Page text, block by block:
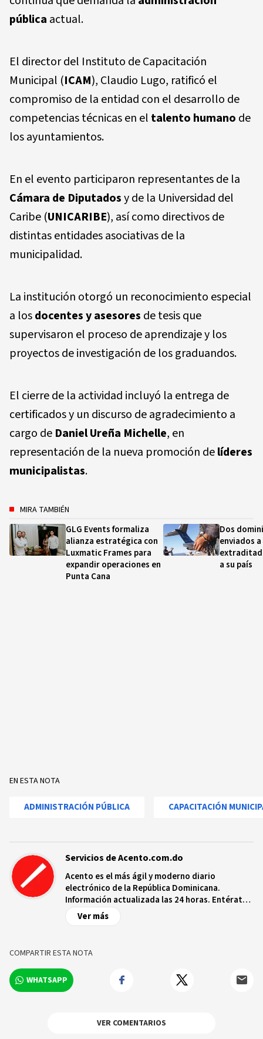
pública actual.
El director del Instituto de Capacitación
Municipal (ICAM), Claudio Lugo, ratificó el
compromiso de la entidad con el desarrollo de
competencias técnicas en el talento humano de
los ayuntamientos.
En el evento participaron representantes de la
Cámara de Diputadosy de la Universidad del
Caribe (UNICARIBE), así como directivos de
distintas entidades asociativas de la
municipalidad.
La institución otorgó un reconocimiento especial
a losdocentes y asesores de tesis que
supervisaron el proceso de aprendizaje y los
proyectos de investigación de los graduandos.
El cierre de la actividad incluyó la entrega de
certificados y un discurso de agradecimiento a
cargo de Daniel Ureña Michelle, en
representación de la nueva promoción delíderes
municipalistas.
MIRA TAMBIÉN
GLG Events formaliza
alianza estratégica con
Luxmatic Frames para
expandir operaciones en
Punta Cana
Dos
enviados a
a su país
EN ESTA NOTA
ADMINISTRACIÓN PÚBLICA CAPACITACIÓN
Servicios de Acento.com.do
Acento es el más ágil y moderno diario
electrónico de la República Dominicana.
Información actualizada las 24 horas. Entérate
de las noticias y sucesos más importantes a
nivel nacional e internacional, videos y fotos
Ver más
COMPARTIR ESTA NOTA
WHATSAPP
VER COMENTARIOS